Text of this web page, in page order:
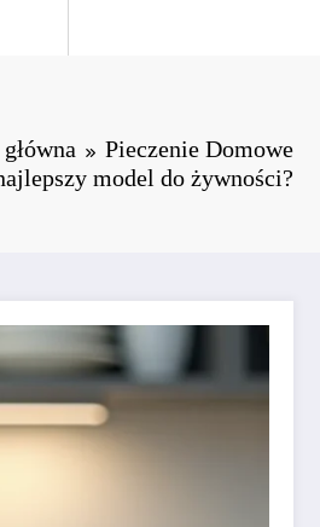
Pieczenie Domowe
model do żywności?